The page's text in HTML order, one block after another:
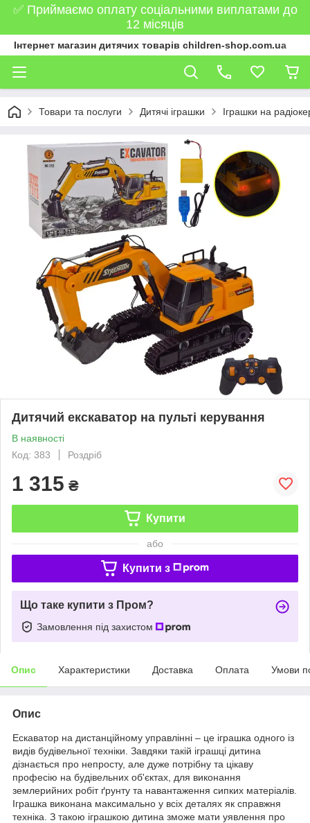
✅ Приймаємо оплату соціальними виплатами до
12 місяців
Інтернет магазин дитячих товарів children-shop.com.ua
Товари та послуги Дитячі іграшки Іграшки на
Дитячий екскаватор на пульті керування
В наявності
Код: 383
Роздріб
1 315 ₴
Купити
або
Купити з
Що таке купити з Пром?
Замовлення під захистом
Опис Характеристики Доставка Оплата Умови
Опис
Ескаватор на дистанційному управлінні – це іграшка одного із
видів будівельної техніки. Завдяки такій іграшці дитина
дізнається про непросту, але дуже потрібну та цікаву
професію на будівельних об'єктах, для виконання
землерийних робіт ґрунту та навантаження сипких матеріалів.
Іграшка виконана максимально у всіх деталях як справжня
техніка. З такою іграшкою дитина зможе мати уявлення про